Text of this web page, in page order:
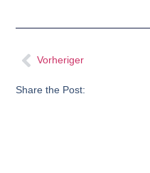
Vorheriger
Share the Post: